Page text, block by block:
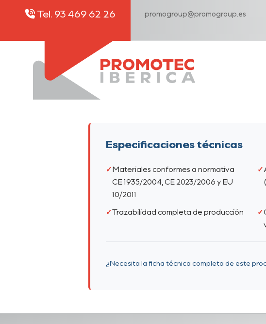
Tel. 93 469 62 26 promogroup@promogroup.es
Especificaciones técnicas
Materiales conformes a normativa
CE 1935/2004, CE 2023/2006 y EU
10/2011
Trazabilidad completa de producción
¿Necesita la ficha técnica completa de este